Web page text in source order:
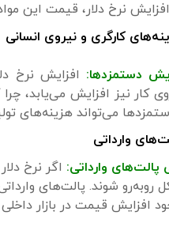
نرخ دلار، قیمت این
دستمزدها: افزایش نرخ
کار نیز افزایش می‌یابد،
می‌تواند هزینه‌های
پالت‌های وارداتی: اگر نرخ
روبه‌رو شوند. پالت‌های
افزایش قیمت در بازار